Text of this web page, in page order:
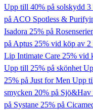
Upp till 40% på solskydd 3
på ACO Spotless &
Isadora 25% på
på Aptus 25% vid köp av
Lip Intimate Care 25% vid
Upp till 25% på skönhet
25% på Just for Men Upp
smycken 20% på Sjö&Hav
på Systane 25% på